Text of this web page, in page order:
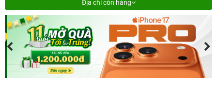
Địa chỉ còn hàng